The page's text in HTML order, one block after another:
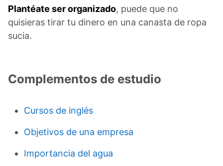
Plantéate ser organizado, puede que no
quisieras tirar tu dinero en una canasta de ropa
sucia.
Complementos de estudio
Cursos de inglés
Objetivos de una empresa
Importancia del agua